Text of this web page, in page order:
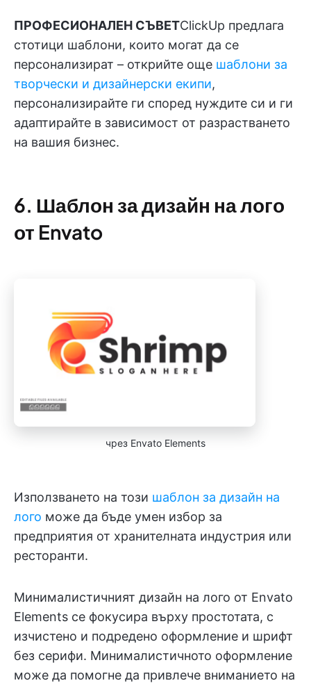
ПРОФЕСИОНАЛЕН СЪВЕТClickUp предлага
стотици шаблони, които могат да се
персонализират – открийте още шаблони за
творчески и дизайнерски екипи,
персонализирайте ги според нуждите си и ги
адаптирайте в зависимост от разрастването
на вашия бизнес.
6. Шаблон за дизайн на лого
от Envato
чрез Envato Elements
Използването на този шаблон за дизайн на
лого може да бъде умен избор за
предприятия от хранителната индустрия или
ресторанти.
Минималистичният дизайн на лого от Envato
Elements се фокусира върху простотата, с
изчистено и подредено оформление и шрифт
без серифи. Минималистичното оформление
може да помогне да привлече вниманието на